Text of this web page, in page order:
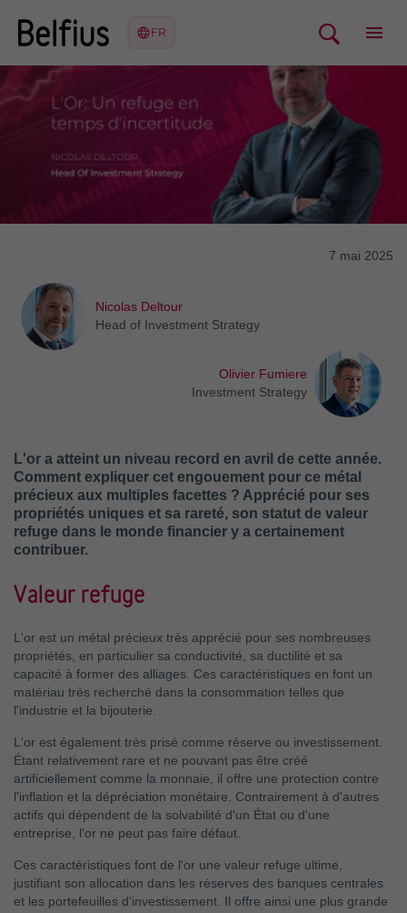
7 mai 2025
Nicolas Deltour
Head of Investment Strategy
Olivier Fumiere
Investment Strategy
L'or a atteint un niveau record en avril de cette année.
Comment expliquer cet engouement pour ce métal
précieux aux multiples facettes ? Apprécié pour ses
propriétés uniques et sa rareté, son statut de valeur
refuge dans le monde financier y a certainement
contribuer.
Valeur refuge
L'or est un métal précieux très apprécié pour ses nombreuses
propriétés, en particulier sa conductivité, sa ductilité et sa
capacité à former des alliages. Ces caractéristiques en font un
matériau très recherché dans la consommation telles que
l'industrie et la bijouterie.
L'or est également très prisé comme réserve ou investissement.
Étant relativement rare et ne pouvant pas être créé
artificiellement comme la monnaie, il offre une protection contre
l'inflation et la dépréciation monétaire. Contrairement à d'autres
actifs qui dépendent de la solvabilité d'un État ou d'une
entreprise, l'or ne peut pas faire défaut.
Ces caractéristiques font de l'or une valeur refuge ultime,
justifiant son allocation dans les réserves des banques centrales
et les portefeuilles d'investissement. Il offre ainsi une plus grande